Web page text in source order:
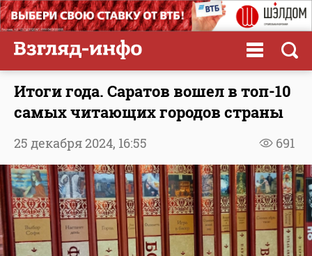
Итоги года. Саратов вошел в топ-10
самых читающих городов страны
691
25 декабря 2024, 16:55